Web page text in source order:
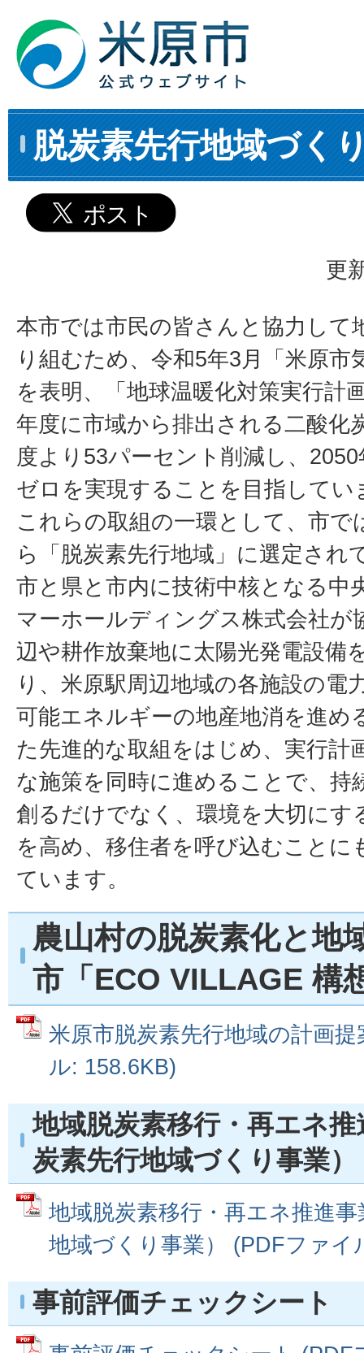
脱炭素先行地域づく
更
本市では市民の皆さんと協力して
り組むため、令和5年3月「米原市
を表明、「地球温暖化対策実行計
年度に市域から排出される二酸化
度より53パーセント削減し、
ゼロを実現することを目指してい
これらの取組の一環として、市で
ら「脱炭素先行地域」に選定され
市と県と市内に技術中核となる中
マーホールディングス株式会社が
辺や耕作放棄地に太陽光発電設備
り、米原駅周辺地域の各施設の電
可能エネルギーの地産地消を進め
た先進的な取組をはじめ、実行計
な施策を同時に進めることで、持
創るだけでなく、環境を大切にす
を高め、移住者を呼び込むことに
ています。
農山村の脱炭素化と地
市「ECO VILLAGE 構
米原市脱炭素先行地域の計画
ル: 158.6KB)
地域脱炭素移行・再エネ
炭素先行地域づくり事業）
地域脱炭素移行・再エネ推進
地域づくり事業） (PDFファイ
事前評価チェックシート